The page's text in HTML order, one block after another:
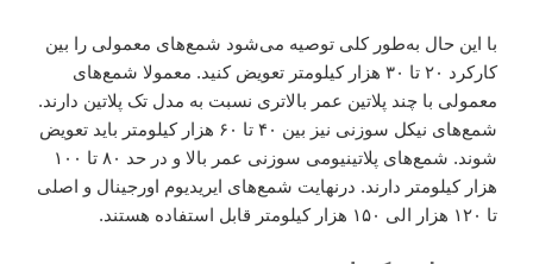
با این حال به‌طور کلی توصیه می‌شود شمع‌های معمولی را بین
کارکرد ۲۰ تا ۳۰ هزار کیلومتر تعویض کنید. معمولا شمع‌های
معمولی با چند پلاتین عمر بالاتری نسبت به مدل تک پلاتین دارند.
شمع‌های نیکل سوزنی نیز بین ۴۰ تا ۶۰ هزار کیلومتر باید تعویض
شوند. شمع‌های پلاتینیومی سوزنی عمر بالا و در حد ۸۰ تا ۱۰۰
هزار کیلومتر دارند. درنهایت شمع‌های ایریدیوم اورجینال و اصلی
تا ۱۲۰ هزار الی ۱۵۰ هزار کیلومتر قابل استفاده هستند.